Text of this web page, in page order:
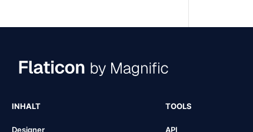
INHALT
Designer
TOOLS
API